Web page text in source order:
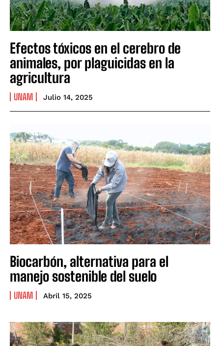
Efectos tóxicos en el cerebro de
animales, por plaguicidas en la
agricultura
UNAM Julio 14, 2025
Biocarbón, alternativa para el
manejo sostenible del suelo
UNAM Abril 15, 2025